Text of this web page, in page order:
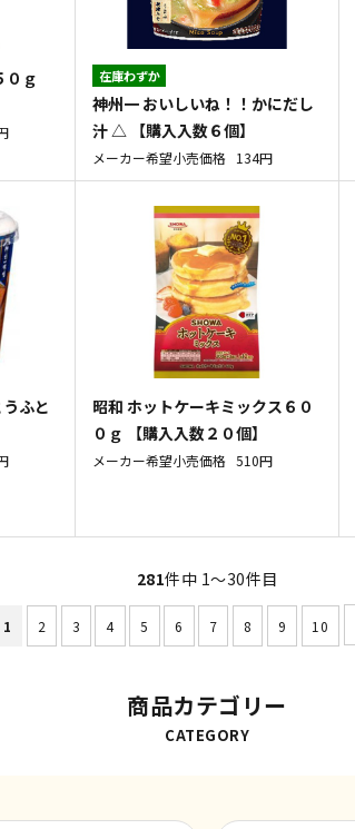
０ｇ
在庫わずか
神州一 おいしいね！！かにだし
汁 △ 【購入入数６個】
メーカー希望小売価格 134円
ふと
昭和 ホットケーキミックス６０
０ｇ 【購入入数２０個】
メーカー希望小売価格 510円
281件中 1〜30件目
1 2 3 4 5 6 7 8 9 10
商品カテゴリー
CATEGORY